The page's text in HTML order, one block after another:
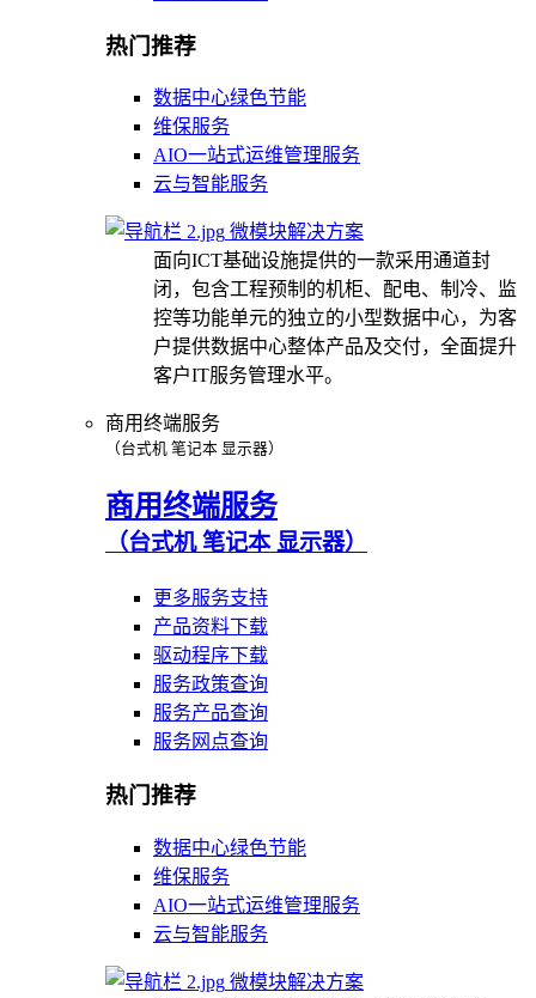
热门推荐
数据中心绿色节能
维保服务
AIO一站式运维管理服务
云与智能服务
微模块解决方案
面向ICT基础设施提供的一款采用通道封
闭，包含工程预制的机柜、配电、制冷、监
控等功能单元的独立的小型数据中心，为客
户提供数据中心整体产品及交付，全面提升
客户IT服务管理水平。
商用终端服务
（台式机 笔记本 显示器）
商用终端服务
（台式机 笔记本 显示器）
更多服务支持
产品资料下载
驱动程序下载
服务政策查询
服务产品查询
服务网点查询
热门推荐
数据中心绿色节能
维保服务
AIO一站式运维管理服务
云与智能服务
微模块解决方案